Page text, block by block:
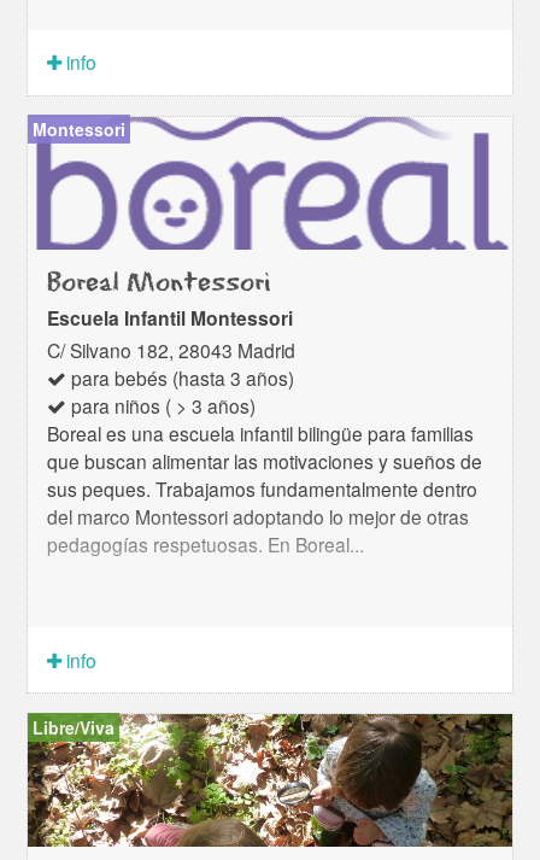
info
Montessori
Boreal Montessori
Escuela Infantil Montessori
C/ Silvano 182, 28043 Madrid
para bebés (hasta 3 años)
para niños ( > 3 años)
Boreal es una escuela infantil bilingüe para familias
que buscan alimentar las motivaciones y sueños de
sus peques. Trabajamos fundamentalmente dentro
del marco Montessori adoptando lo mejor de otras
pedagogías respetuosas. En Boreal...
info
Libre/Viva